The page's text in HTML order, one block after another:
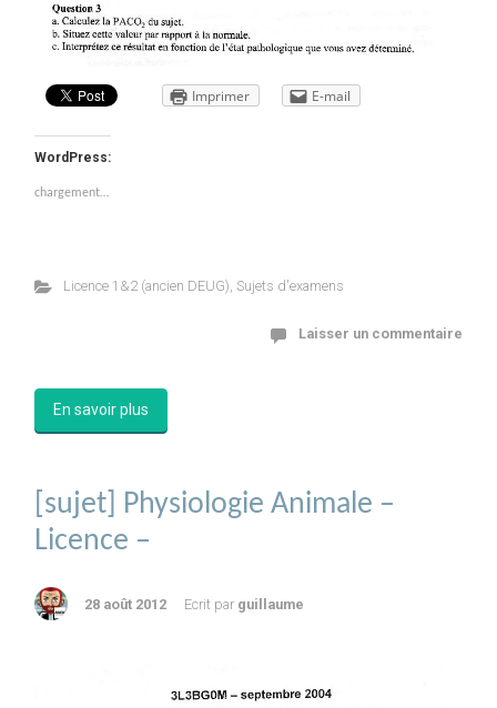
Imprimer E-mail
WordPress:
chargement…
Licence 1&2 (ancien DEUG), Sujets d'examens
Laisser un commentaire
En savoir plus
[sujet] Physiologie Animale –
Licence –
28 août 2012 Ecrit par guillaume